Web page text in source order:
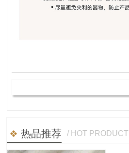
热品推荐 / HOT PRODUCT